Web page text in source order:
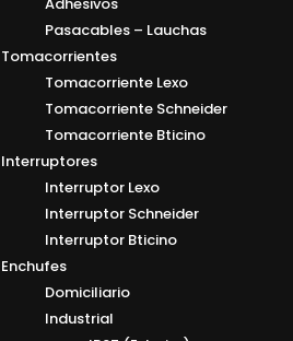
Pasacables – Lauchas
Tomacorrientes
Tomacorriente Lexo
Tomacorriente Schneider
Tomacorriente Bticino
Interruptores
Interruptor Lexo
Interruptor Schneider
Interruptor Bticino
Enchufes
Domiciliario
Industrial